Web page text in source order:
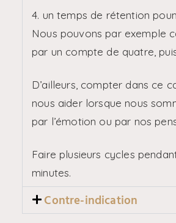
4. un temps de rétention
Nous pouvons par exemple
par un compte de quatre,
D’ailleurs, compter dans ce
nous aider lorsque nous
par l’émotion ou par nos
Faire plusieurs cycles
minutes.
Contre-indication